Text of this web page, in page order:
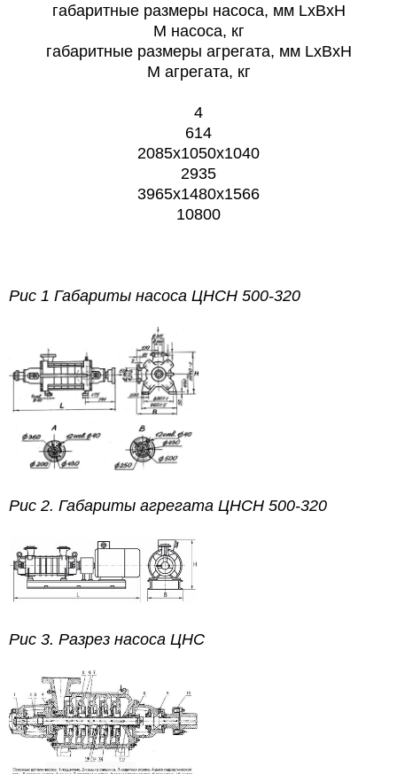
габаритные размеры насоса, мм LxBxH
М насоса, кг
габаритные размеры агрегата, мм LxBxH
M агрегата, кг
4
614
2085х1050х1040
2935
3965х1480х1566
10800
Рис 1 Габариты насоса ЦНСН 500-320
Рис 2. Габариты агрегата ЦНСН 500-320
Рис 3. Разрез насоса ЦНС